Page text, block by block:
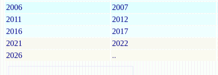
2006
2007
2011
2012
2016
2017
2021
2022
2026
..